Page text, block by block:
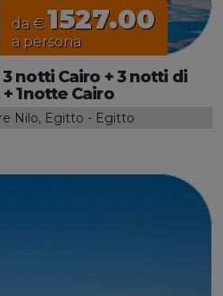
da €1527.00
a persona
notti Cairo + 3 notti di
1notte Cairo
Nilo, Egitto - Egitto